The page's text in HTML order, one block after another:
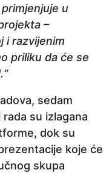
u
–
i razvijenim
priliku da će se
sedam
su izlagana
dok su
koje će
skupa